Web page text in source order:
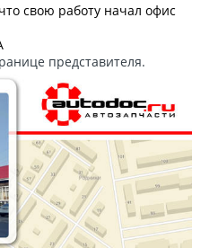
свою работу начал офис
представителя.